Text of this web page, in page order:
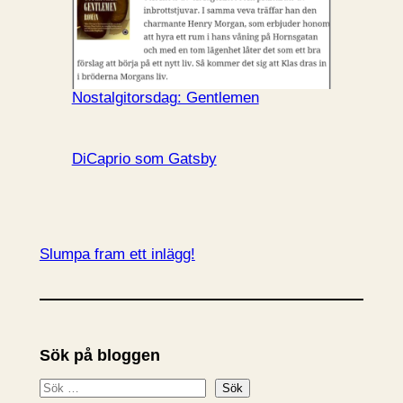
Nostalgitorsdag: Gentlemen
DiCaprio som Gatsby
Slumpa fram ett inlägg!
Sök på bloggen
S
Sök